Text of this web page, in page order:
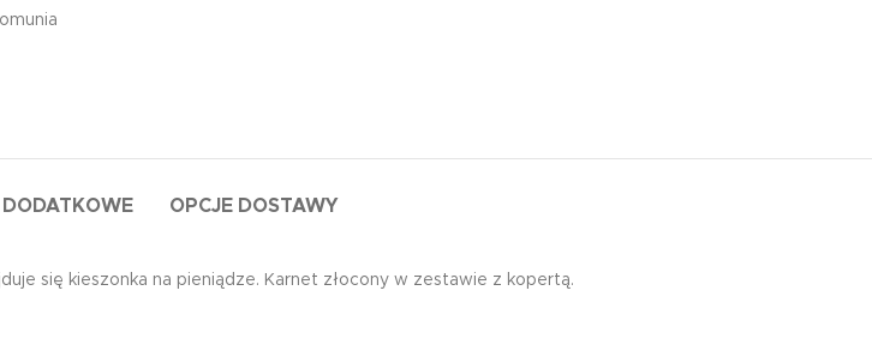
DODATKOWE OPCJE DOSTAWY
się kieszonka na pieniądze. Karnet złocony w zestawie z kopertą.